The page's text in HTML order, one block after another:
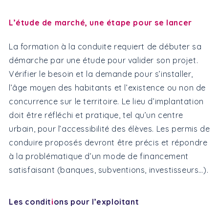
L’étude de marché, une étape pour se lancer
La formation à la conduite requiert de débuter sa
démarche par une étude pour valider son projet.
Vérifier le besoin et la demande pour s’installer,
l’âge moyen des habitants et l’existence ou non de
concurrence sur le territoire. Le lieu d’implantation
doit être réfléchi et pratique, tel qu’un centre
urbain, pour l’accessibilité des élèves. Les permis de
conduire proposés devront être précis et répondre
à la problématique d’un mode de financement
satisfaisant (banques, subventions, investisseurs…).
Les conditions pour l’exploitant